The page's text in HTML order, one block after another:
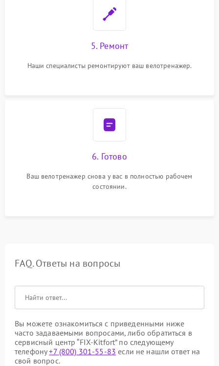
5. Ремонт
Наши специалисты ремонтируют ваш велотренажер.
6. Готово
Ваш велотренажер снова у вас в полностью рабочем
состоянии.
FAQ. Ответы на вопросы
Вы можете ознакомиться с приведенными ниже
часто задаваемыми вопросами, либо обратиться в
сервисный центр “FIX-Kitfort” по следующему
телефону+7 (800) 301-55-83 если не нашли ответ на
свой вопрос.